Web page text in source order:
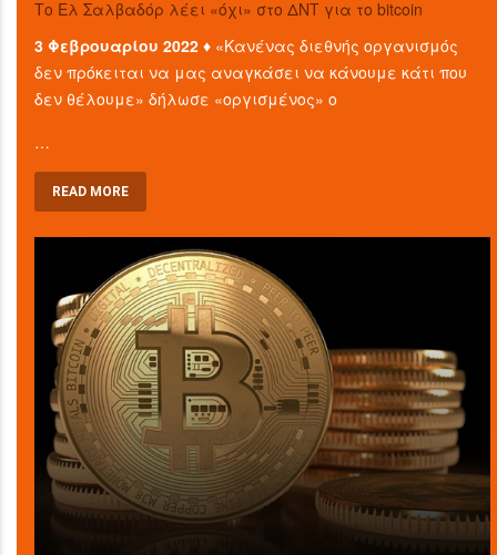
Το Ελ Σαλβαδόρ λέει «όχι» στο ΔΝΤ για το bitcoin
3 Φεβρουαρίου 2022 ♦ «Κανένας διεθνής οργανισμός
δεν πρόκειται να μας αναγκάσει να κάνουμε κάτι που
δεν θέλουμε» δήλωσε «οργισμένος» ο
…
READ MORE